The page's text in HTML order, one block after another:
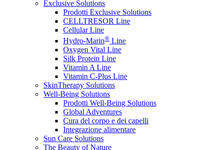
Exclusive Solutions
Prodotti Exclusive Solutions
CELLTRESOR Line
Cellular Line
Hydro-Marin® Line
Oxygen Vital Line
Silk Protein Line
Vitamin A Line
Vitamin C-Plus Line
SkinTherapy Solutions
Well-Being Solutions
Prodotti Well-Being Solutions
Global Adventures
Cura del corpo e dei capelli
Integrazione alimentare
Sun Care Solutions
The Beauty of Nature